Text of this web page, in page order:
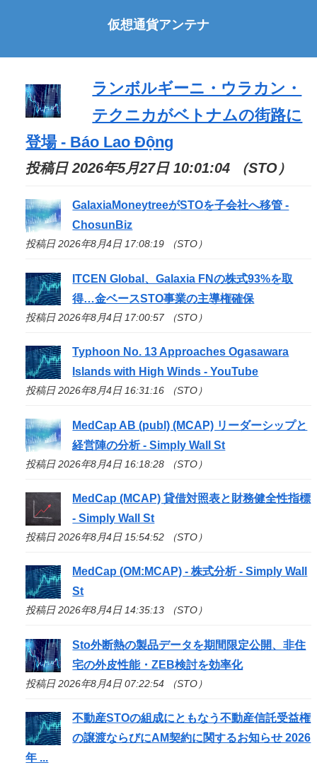
仮想通貨アンテナ
ランボルギーニ・ウラカン・
テクニカがベトナムの街路に
登場 - Báo Lao Động
投稿日 2026年5月27日 10:01:04 （STO）
GalaxiaMoneytreeがSTOを子会社へ移管 -
ChosunBiz
投稿日 2026年8月4日 17:08:19 （STO）
ITCEN Global、Galaxia FNの株式93%を取
得…金ベースSTO事業の主導権確保
投稿日 2026年8月4日 17:00:57 （STO）
Typhoon No. 13 Approaches Ogasawara
Islands with High Winds - YouTube
投稿日 2026年8月4日 16:31:16 （STO）
MedCap AB (publ) (MCAP) リーダーシップと
経営陣の分析 - Simply Wall St
投稿日 2026年8月4日 16:18:28 （STO）
MedCap (MCAP) 貸借対照表と財務健全性指標
- Simply Wall St
投稿日 2026年8月4日 15:54:52 （STO）
MedCap (OM:MCAP) - 株式分析 - Simply Wall
St
投稿日 2026年8月4日 14:35:13 （STO）
Sto外断熱の製品データを期間限定公開、非住
宅の外皮性能・ZEB検討を効率化
投稿日 2026年8月4日 07:22:54 （STO）
不動産STOの組成にともなう不動産信託受益権
の譲渡ならびにAM契約に関するお知らせ 2026
年 ...